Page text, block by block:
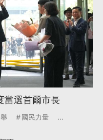
當選首爾市長
國民力量 ...